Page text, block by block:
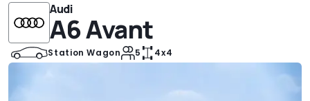
Audi
A6 Avant
Station Wagon 5 4x4